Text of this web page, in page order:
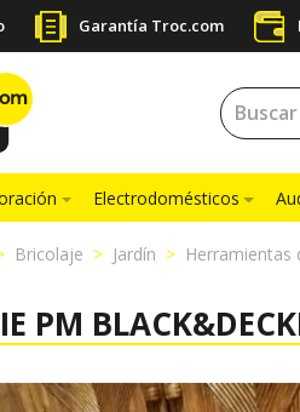
Garantía Troc.com
Electrodomésticos
Bricolaje Jardín Herramientas
PM